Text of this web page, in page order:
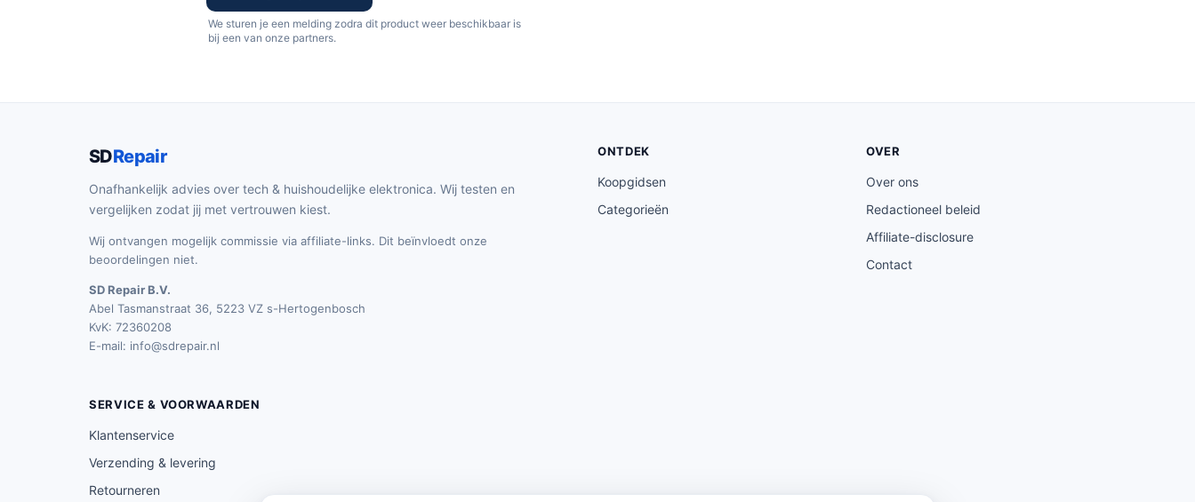
We sturen je een melding zodra dit product weer beschikbaar is
bij een van onze partners.
SDRepair
Onafhankelijk advies over tech & huishoudelijke elektronica. Wij testen en
vergelijken zodat jij met vertrouwen kiest.
Wij ontvangen mogelijk commissie via affiliate-links. Dit beïnvloedt onze
beoordelingen niet.
SD Repair B.V.
Abel Tasmanstraat 36, 5223 VZ s-Hertogenbosch
KvK: 72360208
E-mail: info@sdrepair.nl
ONTDEK
Koopgidsen
Categorieën
OVER
Over ons
Redactioneel beleid
Affiliate-disclosure
Contact
SERVICE & VOORWAARDEN
Klantenservice
Verzending & levering
Retourneren